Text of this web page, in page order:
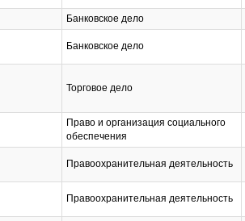
Банковское дело
Банковское дело
Торговое дело
Право и организация социального
обеспечения
Правоохранительная деятельность
Правоохранительная деятельность